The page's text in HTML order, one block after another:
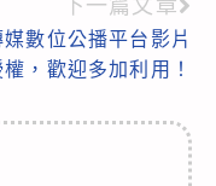
下一篇文章
數位公播平台影片
，歡迎多加利用！